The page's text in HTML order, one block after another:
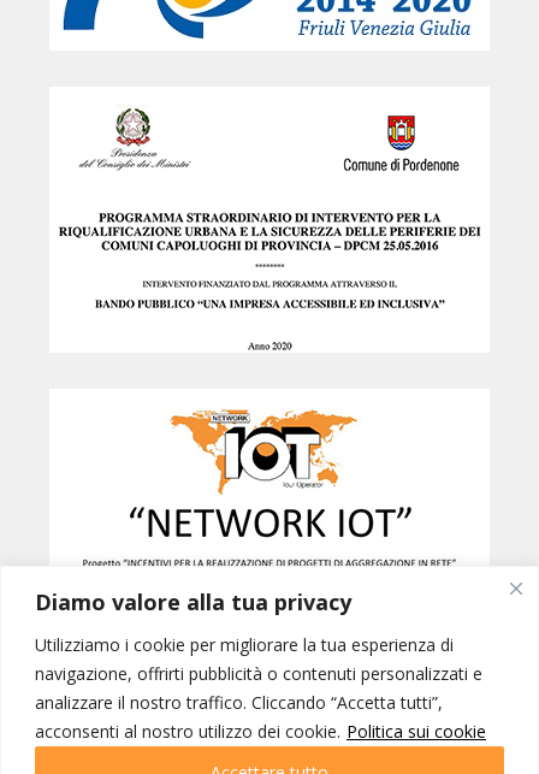
Diamo valore alla tua privacy
Utilizziamo i cookie per migliorare la tua esperienza di
navigazione, offrirti pubblicità o contenuti personalizzati e
analizzare il nostro traffico. Cliccando “Accetta tutti”,
acconsenti al nostro utilizzo dei cookie. Politica sui cookie
Created byB42
NETWORK IOT © INTERNATIONAL ORGANIZATION OF TOURISM SRL -
PORDENONE p.iva 01228770937 | IOT VIAGGI SRL - GORIZIA p.iva